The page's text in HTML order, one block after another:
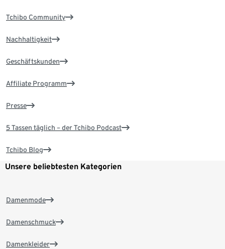
Tchibo Community
Nachhaltigkeit
Geschäftskunden
Affiliate Programm
Presse
5 Tassen täglich – der Tchibo Podcast
Tchibo Blog
Unsere beliebtesten Kategorien
Damenmode
Damenschmuck
Damenkleider